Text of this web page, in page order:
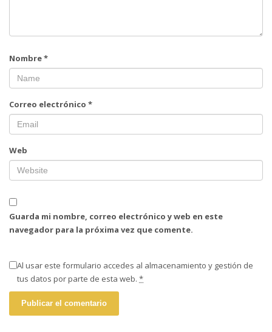
Nombre*
Correo electrónico *
Web
Guarda mi nombre, correo electrónico y web en este
navegador para la próxima vez que comente.
Al usar este formulario accedes al almacenamiento y gestión de
tus datos por parte de esta web. *